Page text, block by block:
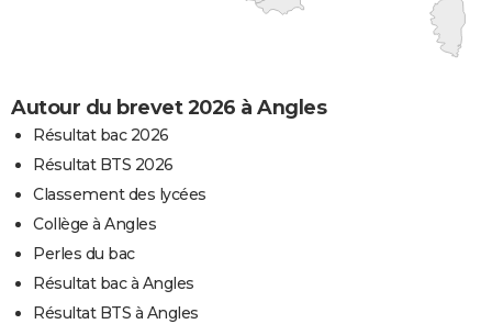
Autour du brevet 2026 à Angles
Résultat bac 2026
Résultat BTS 2026
Classement des lycées
Collège à Angles
Perles du bac
Résultat bac à Angles
Résultat BTS à Angles